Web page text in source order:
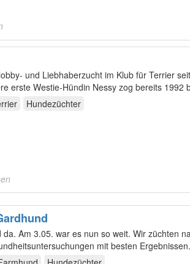
im Klub für Terrier seit 2008 und züchte nach
Richtlinien. Unsere erste Westie-Hündin Nessy zog
Hundezüchter
mit
mit besten